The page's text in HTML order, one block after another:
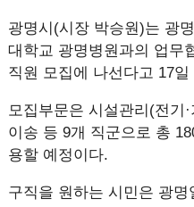
광명시(시장 박승원)는 광
대학교 광명병원과의 업무
직원 모집에 나선다고 17일
모집부문은 시설관리(전기
이송 등 9개 직군으로 총
용할 예정이다.
구직을 원하는 시민은 광